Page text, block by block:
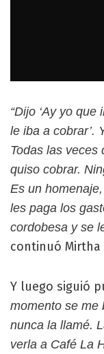
“Dijo ‘Ay yo
le iba a cobrar’.
Todas las veces
quiso cobrar.
Es un
les paga los
cordobesa y se
continuó Mirtha
Y luego siguió
momento se me
nunca la llamé.
verla a Café La